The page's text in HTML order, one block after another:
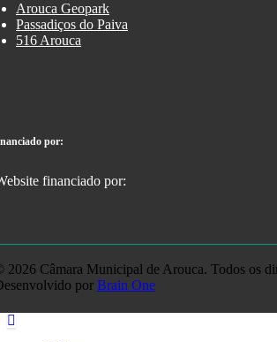
Arouca Geopark
Passadiços do Paiva
516 Arouca
por:
2026 Câmara Municipal de Arouca. Todos os
por Brain One